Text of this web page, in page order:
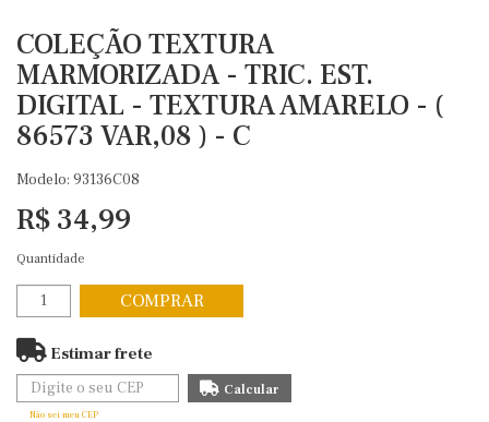
COLEÇÃO TEXTURA
MARMORIZADA - TRIC. EST.
DIGITAL - TEXTURA AMARELO - (
86573 VAR,08 ) - C
Modelo: 93136C08
R$ 34,99
Quantidade
COMPRAR
Estimar frete
Não sei meu CEP